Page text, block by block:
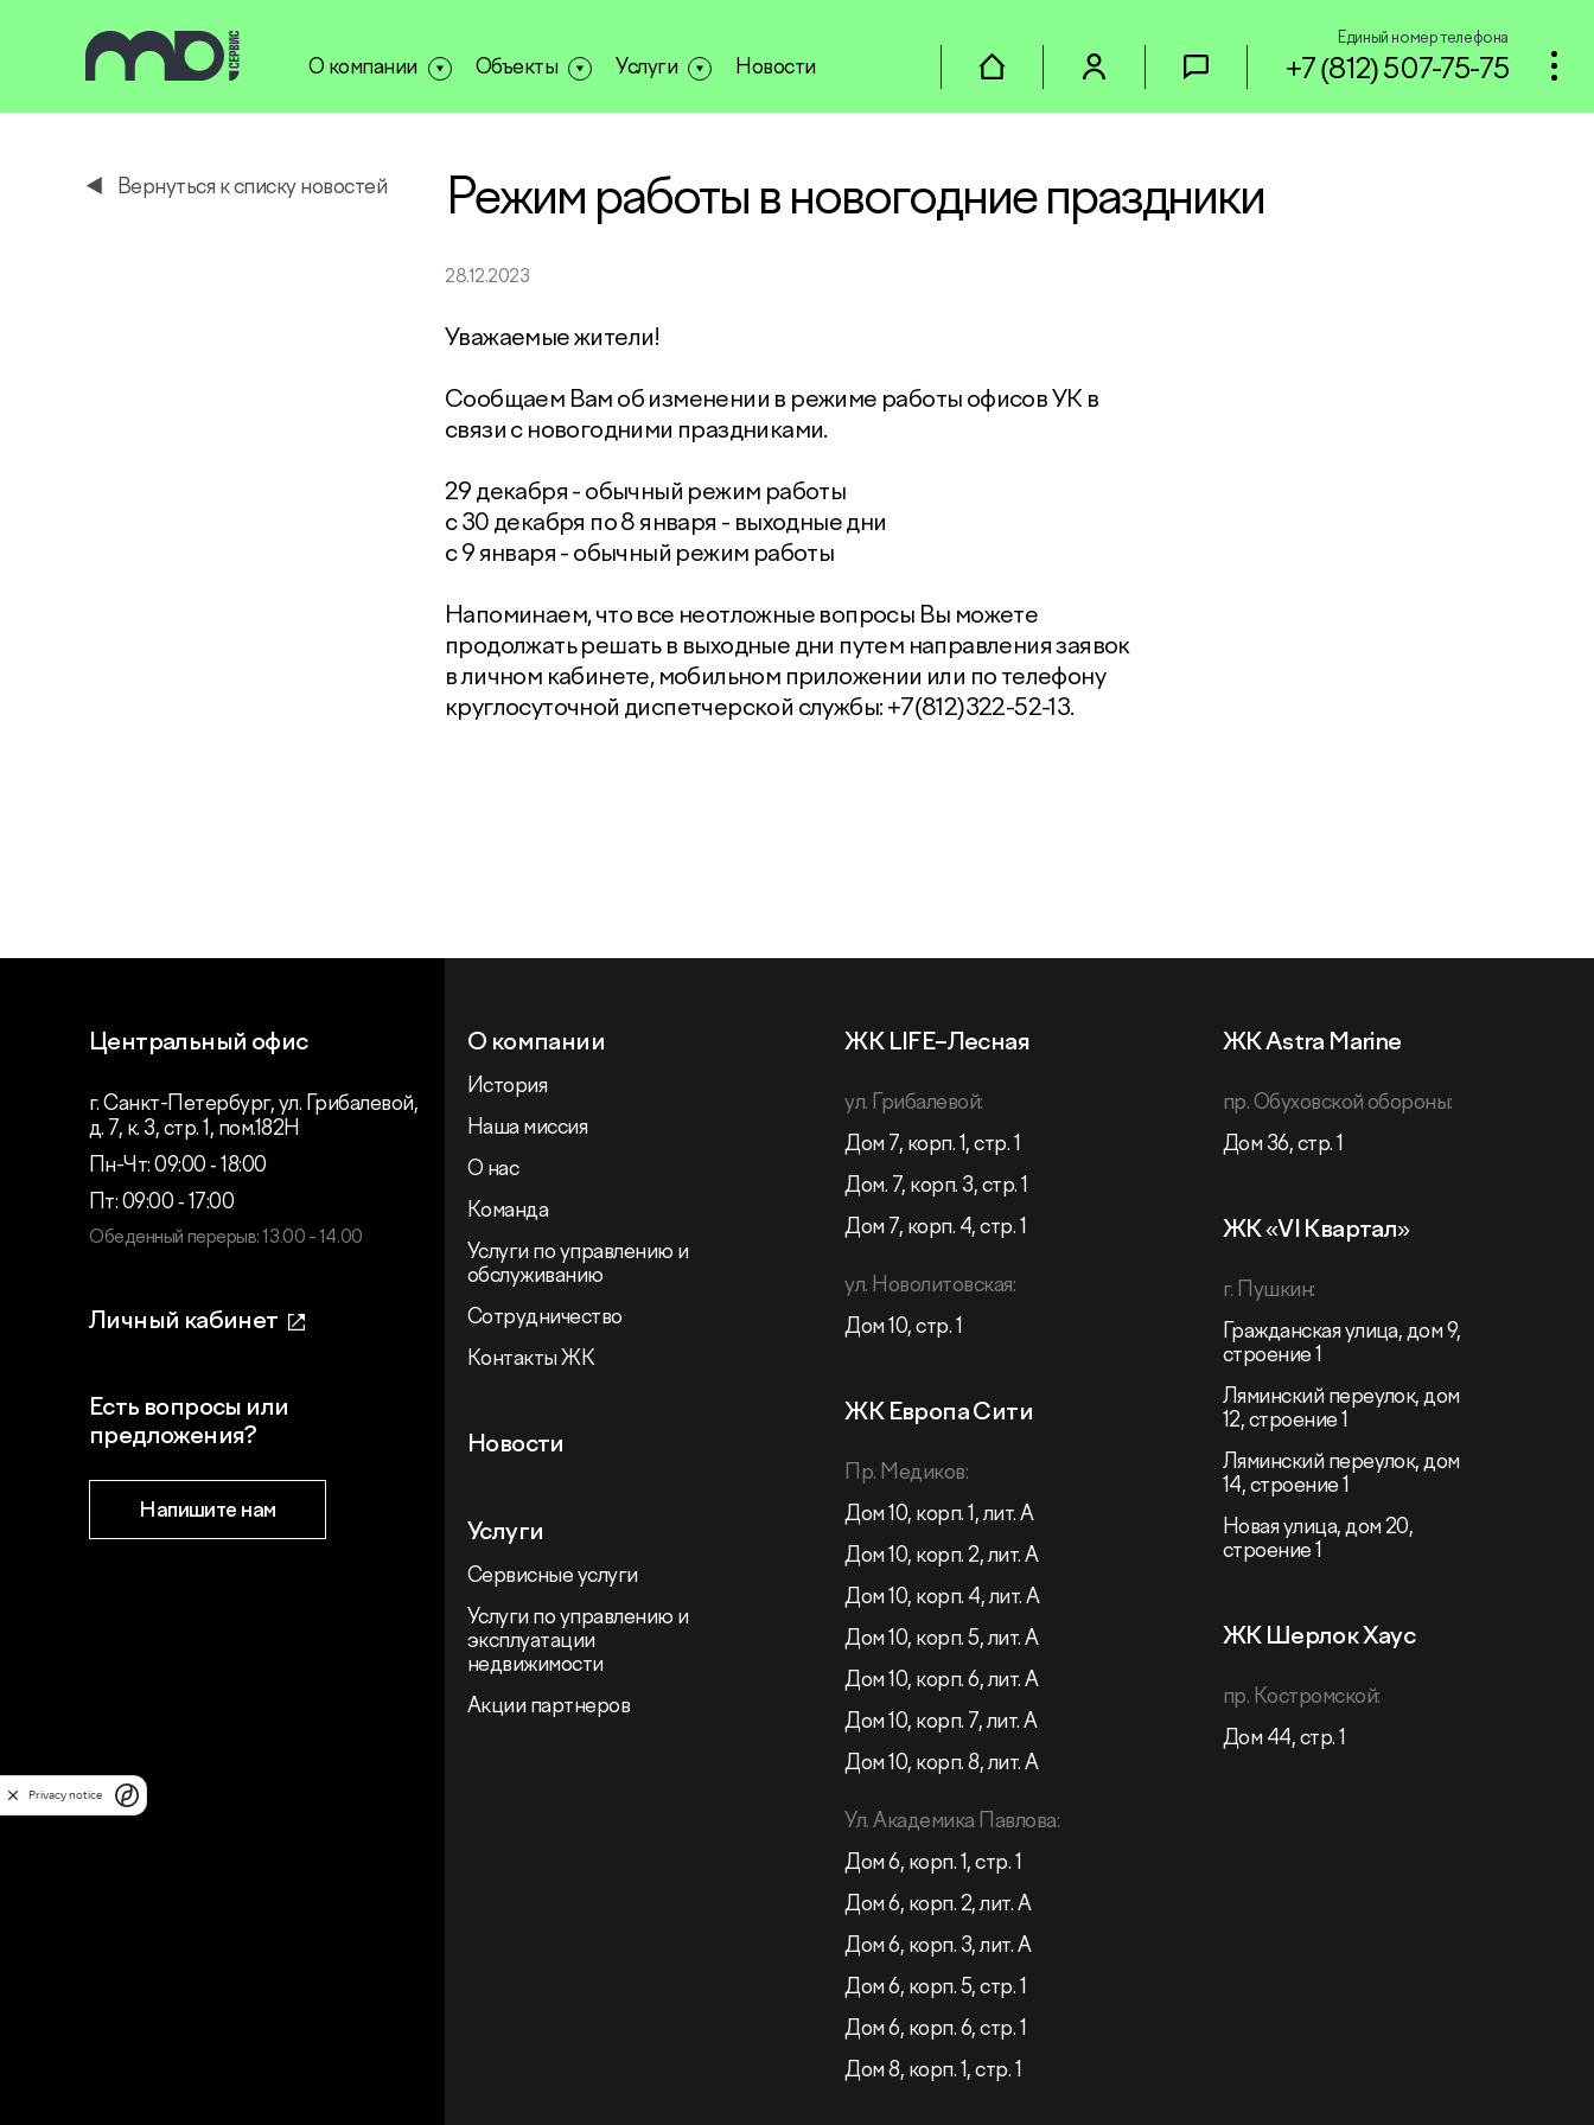
О компании Объекты Услуги Новости
Единый номер телефона
+7 (812) 507-75-75
Вернуться к списку новостей
Режим работы в новогодние праздники
28.12.2023
Уважаемые жители!
Сообщаем Вам об изменении в режиме работы офисов УК в
связи с новогодними праздниками.
29 декабря - обычный режим работы
с 30 декабря по 8 января - выходные дни
с 9 января - обычный режим работы
Напоминаем, что все неотложные вопросы Вы можете
продолжать решать в выходные дни путем направления заявок
в личном кабинете, мобильном приложении или по телефону
круглосуточной диспетчерской службы: +7(812)322-52-13.
Центральный офис
г. Санкт-Петербург, ул. Грибалевой,
д. 7, к. 3, стр. 1, пом.182Н
Пн-Чт: 09:00 ‑ 18:00
Пт: 09:00 ‑ 17:00
Обеденный перерыв: 13.00 - 14.00
Личный кабинет
Есть вопросы или
предложения?
Напишите нам
О компании
История
Наша миссия
О нас
Команда
Услуги по управлению и
обслуживанию
Сотрудничество
Контакты ЖК
Новости
Услуги
Сервисные услуги
Услуги по управлению и
эксплуатации
недвижимости
Акции партнеров
ЖК LIFE–Лесная
ул. Грибалевой:
Дом 7, корп. 1, стр. 1
Дом. 7, корп. 3, стр. 1
Дом 7, корп. 4, стр. 1
ул. Новолитовская:
Дом 10, стр. 1
ЖК Европа Сити
Пр. Медиков:
Дом 10, корп. 1, лит. А
Дом 10, корп. 2, лит. А
Дом 10, корп. 4, лит. А
Дом 10, корп. 5, лит. А
Дом 10, корп. 6, лит. А
Дом 10, корп. 7, лит. А
Дом 10, корп. 8, лит. А
Ул. Академика Павлова:
Дом 6, корп. 1, стр. 1
Дом 6, корп. 2, лит. А
Дом 6, корп. 3, лит. А
Дом 6, корп. 5, стр. 1
Дом 6, корп. 6, стр. 1
Дом 8, корп. 1, стр. 1
ЖК Astra Marine
пр. Обуховской обороны:
Дом 36, стр. 1
ЖК «VI Квартал»
г. Пушкин:
Гражданская улица, дом 9,
строение 1
Ляминский переулок, дом
12, строение 1
Ляминский переулок, дом
14, строение 1
Новая улица, дом 20,
строение 1
ЖК Шерлок Хаус
пр. Костромской:
Дом 44, стр. 1
Privacy notice